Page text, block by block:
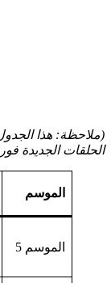
(ملاحظة: هذا
الحلقات الجديدة
الموسم
الموسم 5